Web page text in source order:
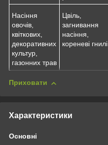
Насіння
овочів,
квіткових,
декоративних
культур,
газонних трав
Цвіль,
загнивання
насіння,
кореневі гнилі
Приховати
Характеристики
Основні